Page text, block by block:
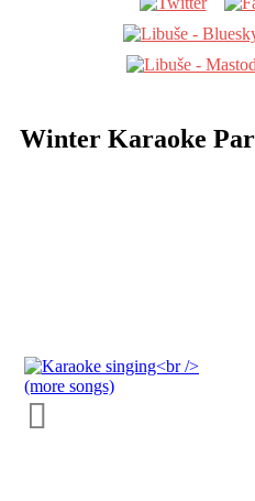
Winter Karaoke